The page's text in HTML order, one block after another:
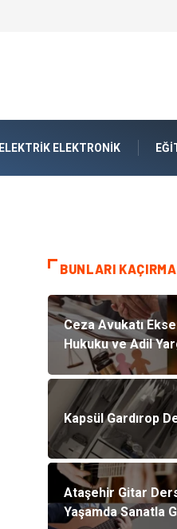
ELEKTRIK ELEKTRONIK
BUNLARI KAÇIRMA
Ceza Avukatı
Hukuku ve Adil
Kapsül Gardırop
Ataşehir Gitar
Yaşamda Sanatla